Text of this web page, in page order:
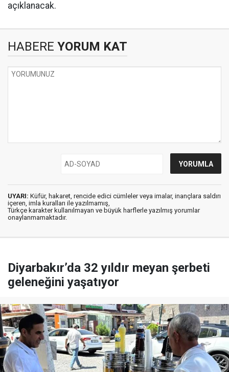
açıklanacak.
HABERE YORUM KAT
UYARI: Küfür, hakaret, rencide edici cümleler veya imalar, inançlara saldırı
içeren, imla kuralları ile yazılmamış,
Türkçe karakter kullanılmayan ve büyük harflerle yazılmış yorumlar
onaylanmamaktadır.
Diyarbakır’da 32 yıldır meyan şerbeti
geleneğini yaşatıyor